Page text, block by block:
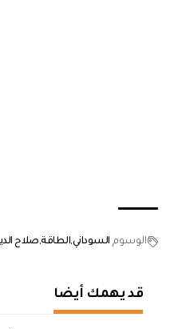
الوسوم السودانيالطاقة صلاح
قد يهمك أيضا